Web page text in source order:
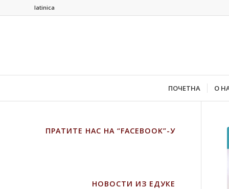
latinica
ПОЧЕТНА О
ПРАТИТЕ НАС НА “FACEBOOK”-У
НОВОСТИ ИЗ ЕДУКЕ